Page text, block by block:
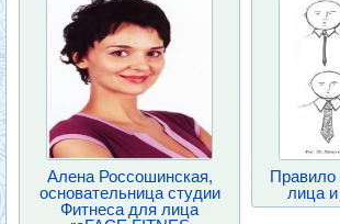
Алена Россошинская,
основательница студии
Фитнеса для лица
Правило
лица